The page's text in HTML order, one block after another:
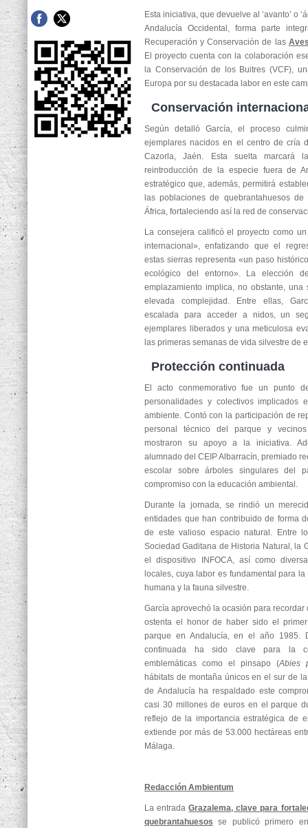
Esta iniciativa, que devuelve al ‘avanto’ o
Andalucía Occidental, forma parte
Recuperación y Conservación de las
El proyecto cuenta con la colaboración
la Conservación de los Buitres (VCF),
Europa por su destacada labor en este
Conservación
Según detalló García, el proceso
ejemplares nacidos en el centro de cría
Cazorla, Jaén. Esta suelta marcará
reintroducción de la especie fuera de
estratégico que, además, permitirá
las poblaciones de quebrantahuesos
África, fortaleciendo así la red de
La consejera calificó el proyecto como
internacional», enfatizando que el
estas sierras representa «un paso
ecológico del entorno». La elección
emplazamiento implica, no obstante,
elevada complejidad. Entre ellas,
escalada para acceder a nidos, un
ejemplares liberados y una meticulosa
las primeras semanas de vida silvestre de
Protección continuada
El acto conmemorativo fue un punto
personalidades y colectivos implicados
ambiente. Contó con la participación de
personal técnico del parque y
mostraron su apoyo a la iniciativa.
alumnado del CEIP Albarracín, premiado
escolar sobre árboles singulares del
compromiso con la educación ambiental.
Durante la jornada, se rindió un
entidades que han contribuido de forma
de este valioso espacio natural. Entre
Sociedad Gaditana de Historia Natural, la
el dispositivo INFOCA, así como
locales, cuya labor es fundamental para
humana y la fauna silvestre.
García aprovechó la ocasión para
ostenta el honor de haber sido el
parque en Andalucía, en el año 1985.
continuada ha sido clave para la
emblemáticas como el pinsapo (Abies
hábitats de montaña únicos en el sur de
de Andalucía ha respaldado este
casi 30 millones de euros en el parque
reflejo de la importancia estratégica de
extiende por más de 53.000 hectáreas
Málaga.
Redacción Ambientum
La entradaGrazalema, clave para
quebrantahuesos se publicó primero